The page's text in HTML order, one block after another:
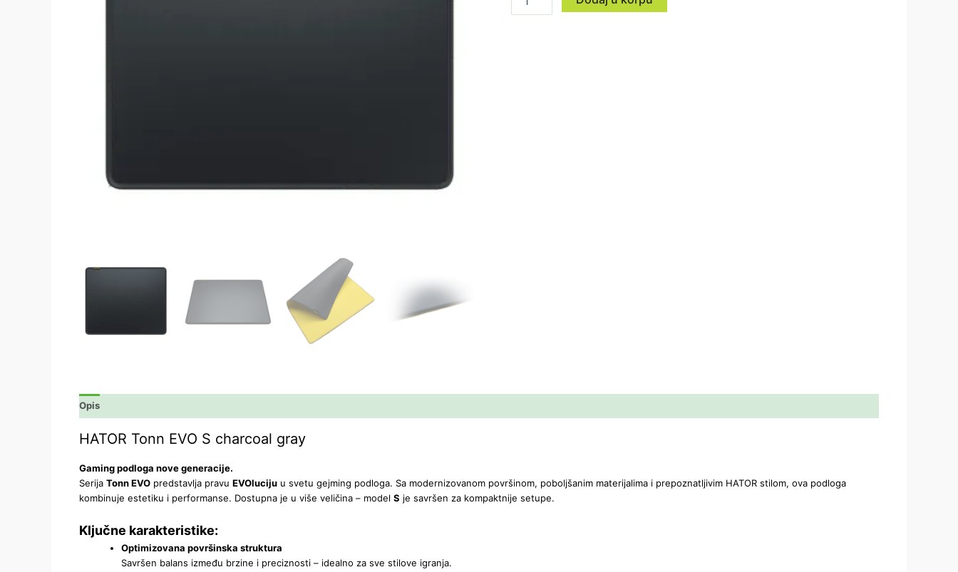
Opis
HATOR Tonn EVO S charcoal gray
Gaming podloga nove generacije.
Serija Tonn EVO predstavlja pravu EVOluciju u svetu gejming podloga. Sa modernizovanom površinom, poboljšanim materijalima i prepoznatljivim HATOR stilom, ova podloga
kombinuje estetiku i performanse. Dostupna je u više veličina – model S je savršen za kompaktnije setupe.
Ključne karakteristike:
Optimizovana površinska struktura
Savršen balans između brzine i preciznosti – idealno za sve stilove igranja.